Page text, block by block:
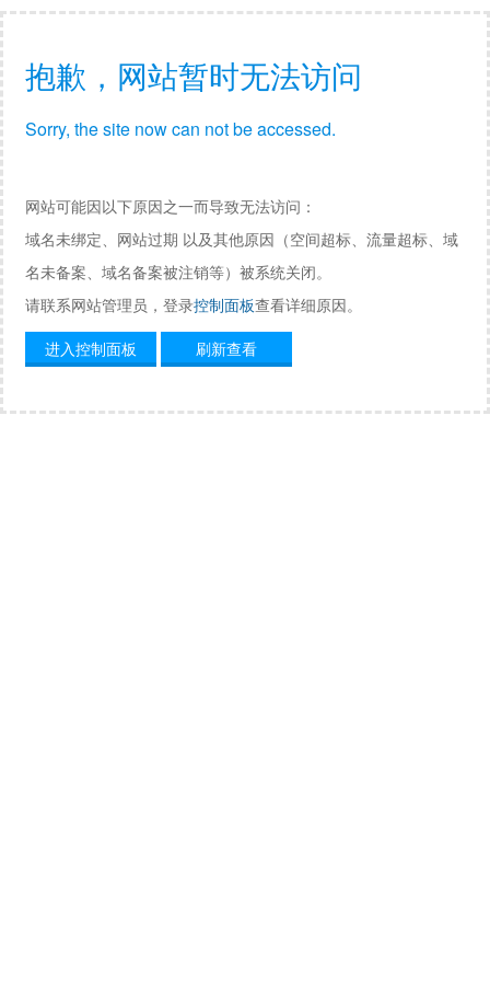
抱歉，网站暂时无法访问
Sorry, the site now can not be accessed.
网站可能因以下原因之一而导致无法访问：
域名未绑定、网站过期 以及其他原因（空间超标、流量超标、域
名未备案、域名备案被注销等）被系统关闭。
请联系网站管理员，登录控制面板查看详细原因。
进入控制面板
刷新查看